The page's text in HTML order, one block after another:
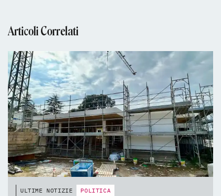
Articoli Correlati
ULTIME NOTIZIE POLITICA